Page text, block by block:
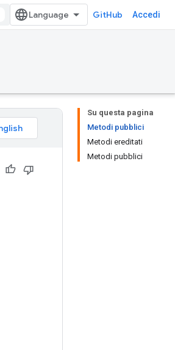
GitHub Accedi
Su questa pagina
Metodi pubblici
Metodi ereditati
Metodi pubblici